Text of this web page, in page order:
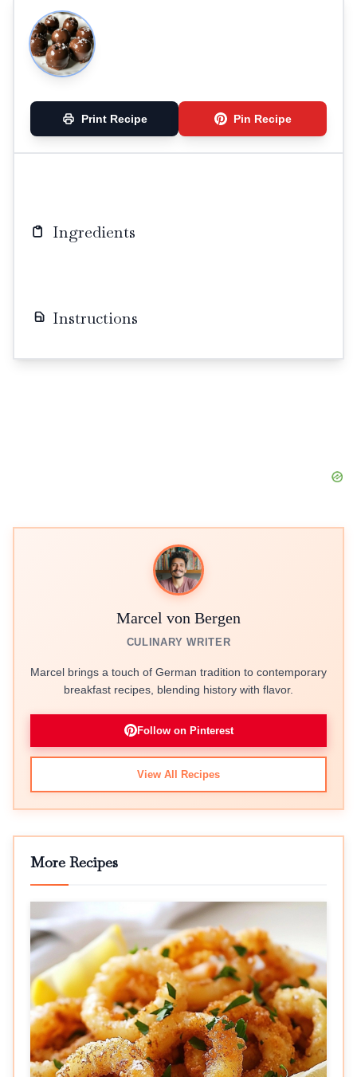
Print Recipe Pin Recipe
Ingredients
Instructions
Marcel von Bergen
CULINARY WRITER
Marcel brings a touch of German tradition to contemporary
breakfast recipes, blending history with flavor.
Follow on Pinterest
View All Recipes
More Recipes